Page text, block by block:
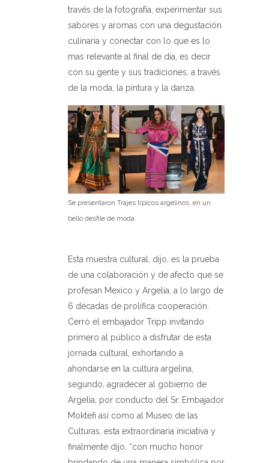
través de la fotografía, experimentar sus
sabores y aromas con una degustación
culinaria y conectar con lo que es lo
mas relevante al final de día, es decir
con su gente y sus tradiciones, a través
de la moda, la pintura y la danza.
Se presentaron Trajes típicos argelinos, en un
bello desfile de moda.
Esta muestra cultural, dijo, es la prueba
de una colaboración y de afecto que se
profesan Mexico y Argelia, a lo largo de
6 décadas de prolífica cooperación.
Cerró el embajador Tripp invitando
primero al público a disfrutar de esta
jornada cultural, exhortando a
ahondarse en la cultura argelina,
segundo, agradecer al gobierno de
Argelia, por conducto del Sr. Embajador
Moktefi así como al Museo de las
Culturas, esta extraordinaria iniciativa y
finalmente dijo, “con mucho honor